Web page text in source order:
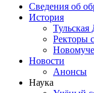
Сведения об
История
Ректоры
Новости
Анонсы
Наука